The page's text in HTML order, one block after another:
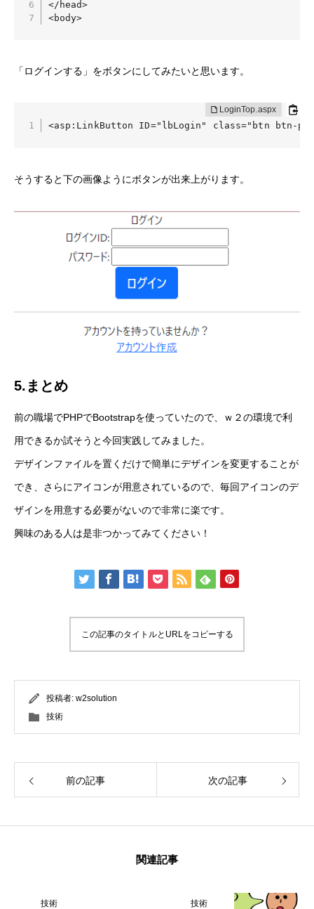
INTERVIEW
</head>
<body>
「ログインする」をボタンにしてみたいと思います。
<asp:LinkButton ID="lbLogin" class="btn btn-
そうすると下の画像ようにボタンが出来上がります。
5.まとめ
前の職場でPHPでBootstrapを使っていたので、ｗ２の環境で利
用できるか試そうと今回実践してみました。
デザインファイルを置くだけで簡単にデザインを変更することが
でき、さらにアイコンが用意されているので、毎回アイコンのデ
ザインを用意する必要がないので非常に楽です。
興味のある人は是非つかってみてください！
この記事のタイトルとURLをコピーする
投稿者: w2solution
技術
前の記事 次の記事
関連記事
技術 技術